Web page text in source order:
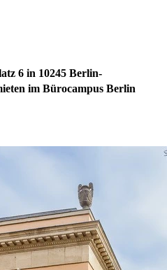
6 in 10245 Berlin-
im Bürocampus Berlin